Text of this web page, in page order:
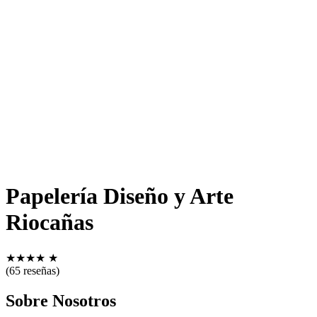
Papelería Diseño y Arte
Riocañas
★★★★ ★
(65 reseñas)
Sobre Nosotros